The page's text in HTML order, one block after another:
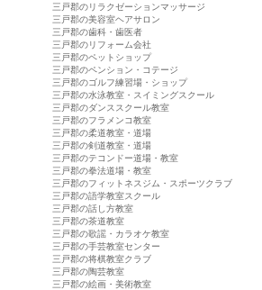
三戸郡のリラクゼーションマッサージ
三戸郡の美容室ヘアサロン
三戸郡の歯科・歯医者
三戸郡のリフォーム会社
三戸郡のペットショップ
三戸郡のペンション・コテージ
三戸郡のゴルフ練習場・ショップ
三戸郡の水泳教室・スイミングスクール
三戸郡のダンススクール教室
三戸郡のフラメンコ教室
三戸郡の柔道教室・道場
三戸郡の剣道教室・道場
三戸郡のテコンドー道場・教室
三戸郡の拳法道場・教室
三戸郡のフィットネスジム・スポーツクラブ
三戸郡の語学教室スクール
三戸郡の話し方教室
三戸郡の茶道教室
三戸郡の歌謡・カラオケ教室
三戸郡の手芸教室センター
三戸郡の将棋教室クラブ
三戸郡の陶芸教室
三戸郡の絵画・美術教室